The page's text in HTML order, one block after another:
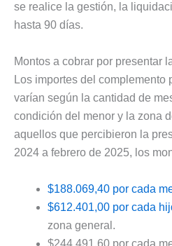
se realice la gestión, la
hasta 90 días.
Montos a cobrar por presentar
Los importes del complemento
varían según la cantidad de
condición del menor y la zona
aquellos que percibieron la
2024 a febrero de 2025, los
$188.069,40 por cada
$612.401,00 por cada
zona general.
$244.491,60 por cada